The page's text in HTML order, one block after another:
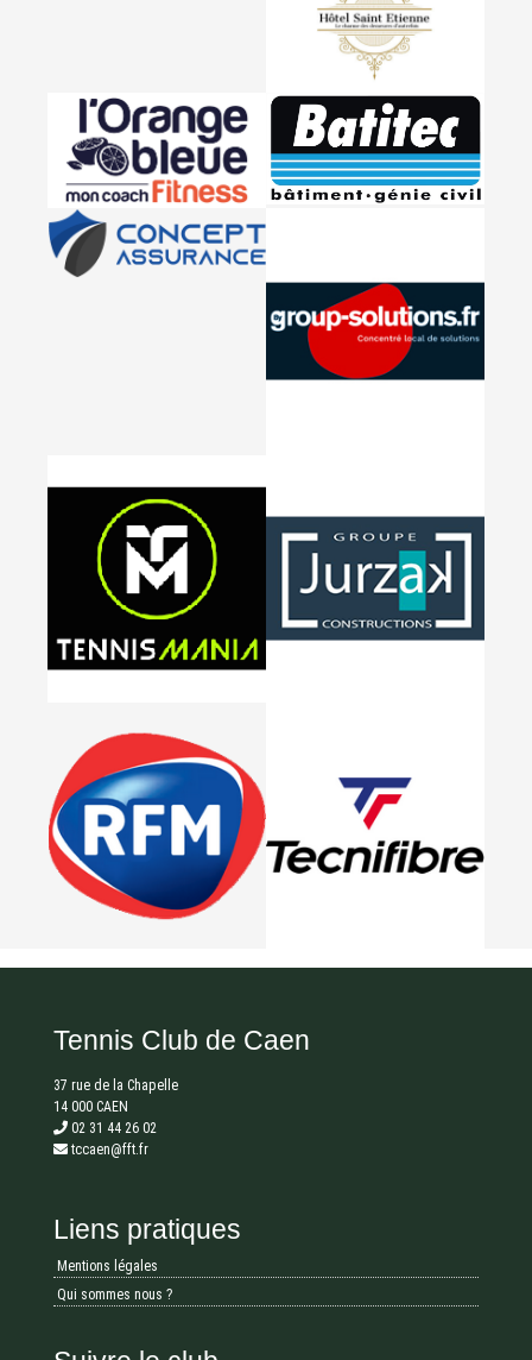
Tennis Club de Caen
37 rue de la Chapelle
14 000 CAEN
02 31 44 26 02
tccaen@fft.fr
Liens pratiques
Mentions légales
Qui sommes nous ?